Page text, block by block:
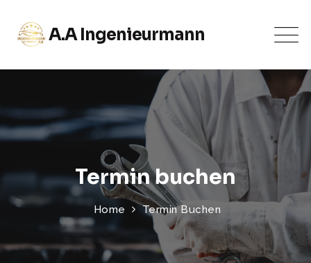
A.A Ingenieurmann
Termin buchen
Home Termin Buchen